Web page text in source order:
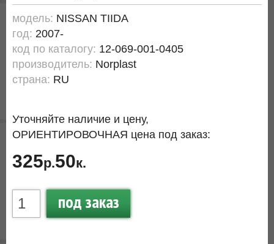
модель: NISSAN TIIDA
год: 2007-
код по каталогу: 12-069-001-0405
производитель: Norplast
страна: RU
Уточняйте наличие и цену,
ОРИЕНТИРОВОЧНАЯ цена под заказ:
325р.50к.
под заказ